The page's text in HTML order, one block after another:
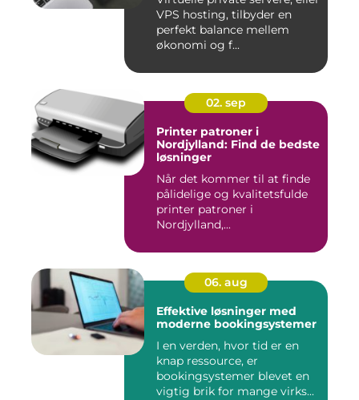
VPS hosting, tilbyder en
perfekt balance mellem
økonomi og f...
02. sep
Printer patroner i
Nordjylland: Find de bedste
løsninger
Når det kommer til at finde
pålidelige og kvalitetsfulde
printer patroner i
Nordjylland,...
06. aug
Effektive løsninger med
moderne bookingsystemer
I en verden, hvor tid er en
knap ressource, er
bookingsystemer blevet en
vigtig brik for mange virks...